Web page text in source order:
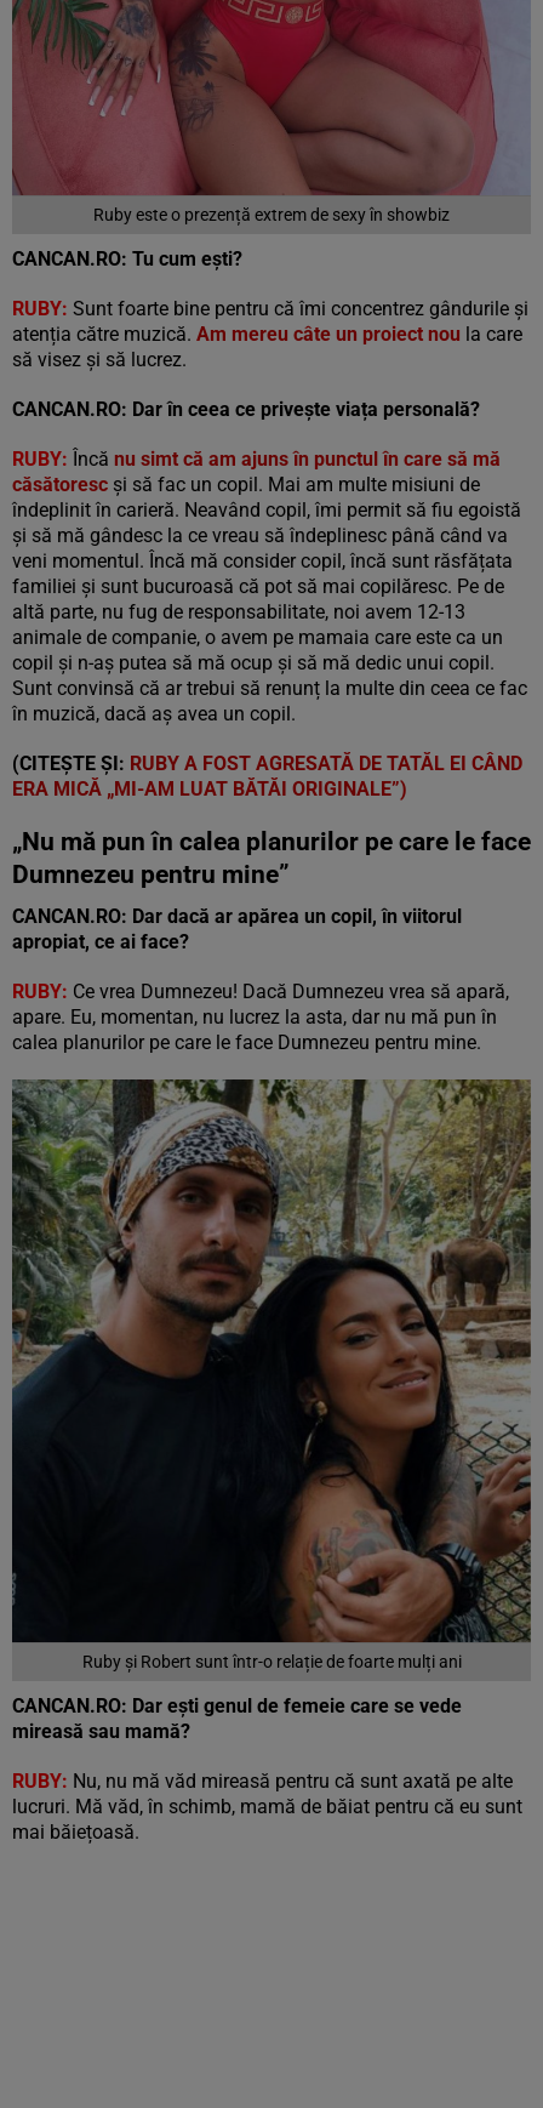
Ruby este o prezență extrem de sexy în showbiz
CANCAN.RO: Tu cum ești?
RUBY: Sunt foarte bine pentru că îmi concentrez gândurile și
atenția către muzică. Am mereu câte un proiect nou la care
să visez și să lucrez.
CANCAN.RO: Dar în ceea ce privește viața personală?
RUBY: Încă nu simt că am ajuns în punctul în care să mă
căsătoresc și să fac un copil. Mai am multe misiuni de
îndeplinit în carieră. Neavând copil, îmi permit să fiu egoistă
și să mă gândesc la ce vreau să îndeplinesc până când va
veni momentul. Încă mă consider copil, încă sunt răsfățata
familiei și sunt bucuroasă că pot să mai copilăresc. Pe de
altă parte, nu fug de responsabilitate, noi avem 12-13
animale de companie, o avem pe mamaia care este ca un
copil și n-aș putea să mă ocup și să mă dedic unui copil.
Sunt convinsă că ar trebui să renunț la multe din ceea ce fac
în muzică, dacă aș avea un copil.
(CITEȘTE ȘI: RUBY A FOST AGRESATĂ DE TATĂL EI CÂND
ERA MICĂ „MI-AM LUAT BĂTĂI ORIGINALE”)
„Nu mă pun în calea planurilor pe care le face
Dumnezeu pentru mine”
CANCAN.RO: Dar dacă ar apărea un copil, în viitorul
apropiat, ce ai face?
RUBY: Ce vrea Dumnezeu! Dacă Dumnezeu vrea să apară,
apare. Eu, momentan, nu lucrez la asta, dar nu mă pun în
calea planurilor pe care le face Dumnezeu pentru mine.
Ruby și Robert sunt într-o relație de foarte mulți ani
CANCAN.RO: Dar ești genul de femeie care se vede
mireasă sau mamă?
RUBY: Nu, nu mă văd mireasă pentru că sunt axată pe alte
lucruri. Mă văd, în schimb, mamă de băiat pentru că eu sunt
mai băiețoasă.